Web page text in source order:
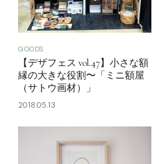
GOODS
【デザフェス vol.47】小さな額
縁の大きな役割〜「ミニ額屋
（サトウ画材）」
2018.05.13